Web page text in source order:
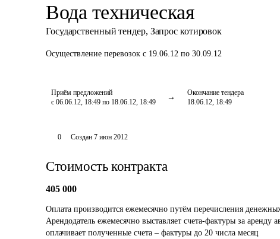
Вода техническая
Государственный тендер, Запрос котировок
Осуществление перевозок с 19.06.12 по 30.09.12
Приём предложений
с 06.06.12, 18:49 по 18.06.12, 18:49
Окончание тендера
18.06.12, 18:49
0 Создан 7 июн 2012
Стоимость контракта
405 000
Оплата производится ежемесячно путём перечисления
Арендодатель ежемесячно выставляет счета-фактуры за
оплачивает полученные счета – фактуры до 20 числа месяц